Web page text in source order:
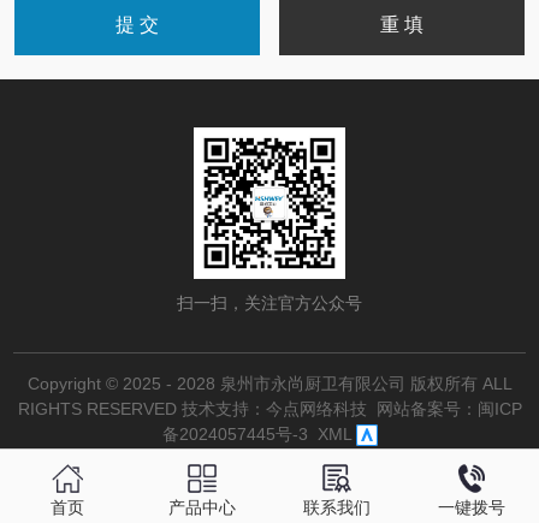
扫一扫，关注官方公众号
Copyright © 2025 - 2028 泉州市永尚厨卫有限公司 版权所有 ALL
RIGHTS RESERVED技术支持：今点网络科技 网站备案号： 闽ICP
备2024057445号-3
XML
首页 产品中心 联系我们 一键拨号